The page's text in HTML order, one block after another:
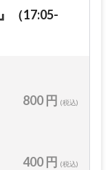
（17:05-
800 円 (税込)
400 円 (税込)